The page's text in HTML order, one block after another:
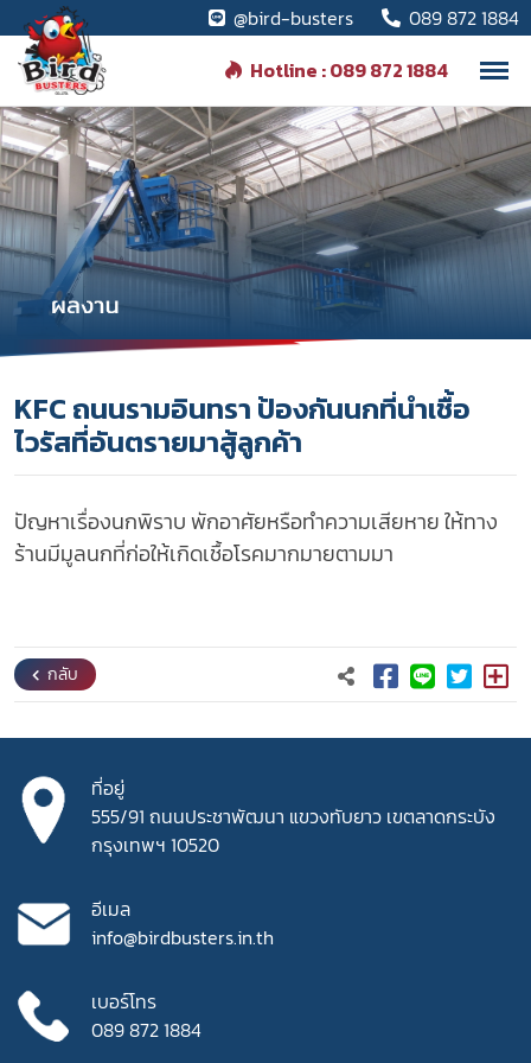
@bird-busters
089 872 1884
Hotline : 089 872 1884
KFC ถนนรามอินทรา ป้องกันนกที่นำเชื้อ
ไวรัสที่อันตรายมาสู้ลูกค้า
ปัญหาเรื่องนกพิราบ พักอาศัยหรือทำความเสียหาย ให้ทาง
ร้านมีมูลนกที่ก่อให้เกิดเชื้อโรคมากมายตามมา
กลับ
ที่อยู่
555/91 ถนนประชาพัฒนา แขวงทับยาว เขตลาดกระบัง
กรุงเทพฯ 10520
อีเมล
info@birdbusters.in.th
เบอร์โทร
089 872 1884